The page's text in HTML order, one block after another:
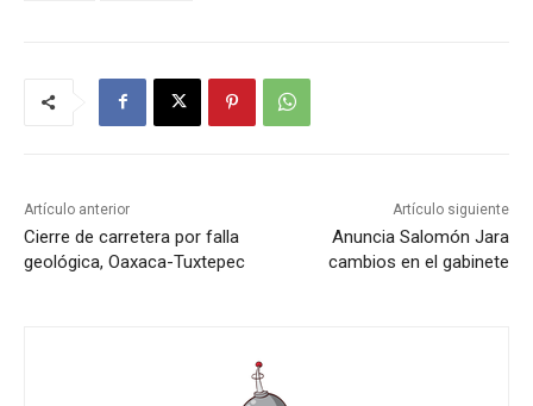
Artículo anterior
Cierre de carretera por falla
geológica, Oaxaca-Tuxtepec
Artículo siguiente
Anuncia Salomón Jara
cambios en el gabinete